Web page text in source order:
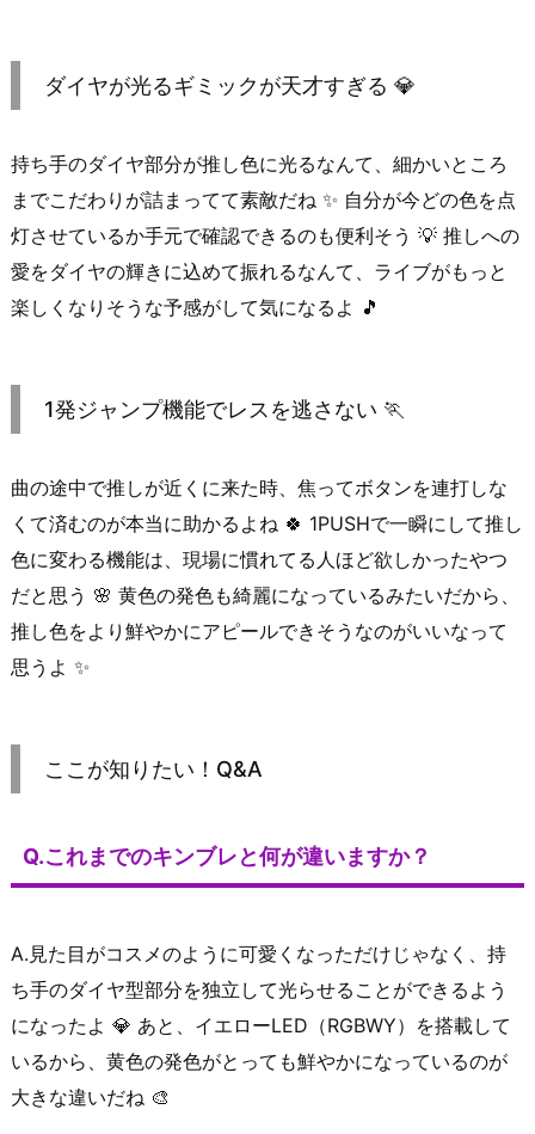
ダイヤが光るギミックが天才すぎる 💎
持ち手のダイヤ部分が推し色に光るなんて、細かいところ
までこだわりが詰まってて素敵だね ✨ 自分が今どの色を点
灯させているか手元で確認できるのも便利そう 💡 推しへの
愛をダイヤの輝きに込めて振れるなんて、ライブがもっと
楽しくなりそうな予感がして気になるよ 🎵
1発ジャンプ機能でレスを逃さない 🏃
曲の途中で推しが近くに来た時、焦ってボタンを連打しな
くて済むのが本当に助かるよね 🍀 1PUSHで一瞬にして推し
色に変わる機能は、現場に慣れてる人ほど欲しかったやつ
だと思う 🌸 黄色の発色も綺麗になっているみたいだから、
推し色をより鮮やかにアピールできそうなのがいいなって
思うよ ✨
ここが知りたい！Q&A
Q.これまでのキンブレと何が違いますか？
A.見た目がコスメのように可愛くなっただけじゃなく、持
ち手のダイヤ型部分を独立して光らせることができるよう
になったよ 💎 あと、イエローLED（RGBWY）を搭載して
いるから、黄色の発色がとっても鮮やかになっているのが
大きな違いだね 🎨